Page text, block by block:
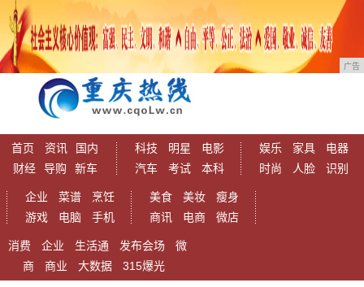
广告
首页 资讯
国内
财经
导购 新车
科技 明星
电影
汽车
考试 本科
娱乐 家具
电器
时尚
人脸 识别
企业 菜谱
烹饪
游戏
电脑 手机
美食 美妆
瘦身
商讯
电商 微店
消费 企业 生活通 发布会场
微
商
商业 大数据 315爆光